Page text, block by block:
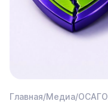
Главная/Медиа/ОСАГО